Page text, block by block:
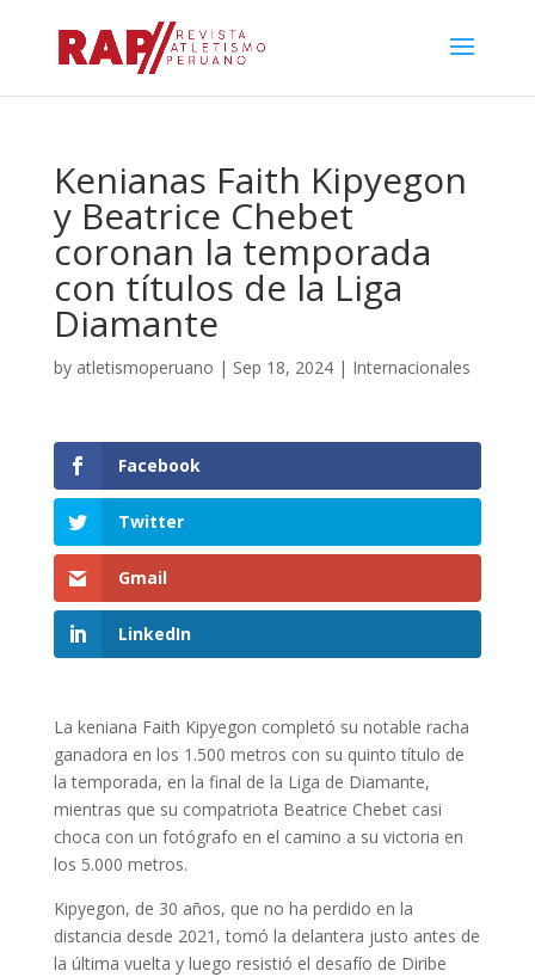
Kenianas Faith Kipyegon
y Beatrice Chebet
coronan la temporada
con títulos de la Liga
Diamante
by atletismoperuano | Sep 18, 2024| Internacionales
Facebook
Twitter
Gmail
LinkedIn
La keniana Faith Kipyegon completó su notable racha
ganadora en los 1.500 metros con su quinto título de
la temporada, en la final de la Liga de Diamante,
mientras que su compatriota Beatrice Chebet casi
choca con un fotógrafo en el camino a su victoria en
los 5.000 metros.
Kipyegon, de 30 años, que no ha perdido en la
distancia desde 2021, tomó la delantera justo antes de
la última vuelta y luego resistió el desafío de Diribe